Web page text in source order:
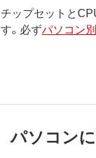
チップセットと
す。必ずパソコン
パソコン